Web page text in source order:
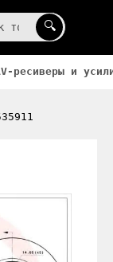
🔍
ресиверы и